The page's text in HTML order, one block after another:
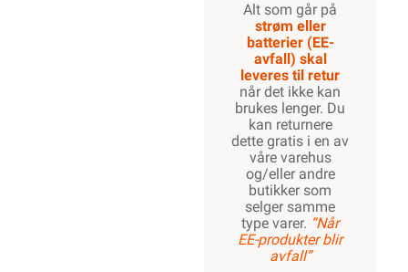
Alt som går på
strøm eller
batterier (EE-
avfall) skal
leveres til retur
når det ikke kan
brukes lenger. Du
kan returnere
dette gratis i en av
våre varehus
og/eller andre
butikker som
selger samme
type varer. “Når
EE-produkter blir
avfall”